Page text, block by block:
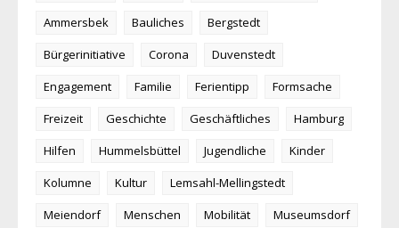
Ammersbek
Bauliches
Bergstedt
Bürgerinitiative
Corona
Duvenstedt
Engagement
Familie Ferientipp
Formsache
Freizeit
Geschichte Geschäftliches
Hamburg
Hilfen
Hummelsbüttel Jugendliche
Kinder
Kolumne
Kultur
Lemsahl-Mellingstedt
Meiendorf
Menschen Mobilität
Museumsdorf